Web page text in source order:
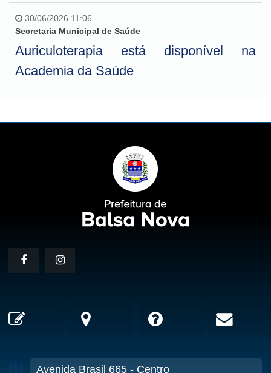
30/06/2026 11:06
Secretaria Municipal de Saúde
Auriculoterapia está disponível na
Academia da Saúde
Avenida Brasil 665 - Centro